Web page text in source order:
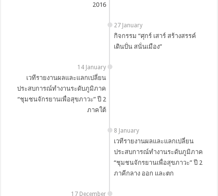
2016
27 January
กิจกรรม “ศุกร์ เสาร์ สร้างสรรค์
เดินปั่น สนั่นเมือง”
14 January
เวทีรายงานผลและแลกเปลี่ยน
ประสบการณ์ทำงานระดับภูมิภาค
“ชุมชนจักรยานเพื่อสุขภาวะ” ปี 2
ภาคใต้
8 January
เวทีรายงานผลและแลกเปลี่ยน
ประสบการณ์ทำงานระดับภูมิภาค
“ชุมชนจักรยานเพื่อสุขภาวะ” ปี 2
ภาคีกลาง ออก และตก
17 December